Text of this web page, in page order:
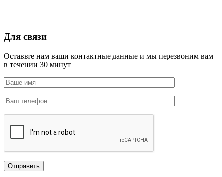
Для связи
Оставьте нам ваши контактные данные и мы перезвоним вам
в течении 30 минут